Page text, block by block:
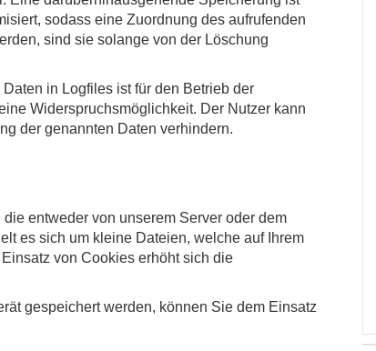
sodass eine Zuordnung des aufrufenden
sind sie solange von der Löschung
in Logfiles ist für den Betrieb der
Widerspruchsmöglichkeit. Der Nutzer kann
der genannten Daten verhindern.
entweder von unserem Server oder dem
es sich um kleine Dateien, welche auf Ihrem
von Cookies erhöht sich die
gespeichert werden, können Sie dem Einsatz